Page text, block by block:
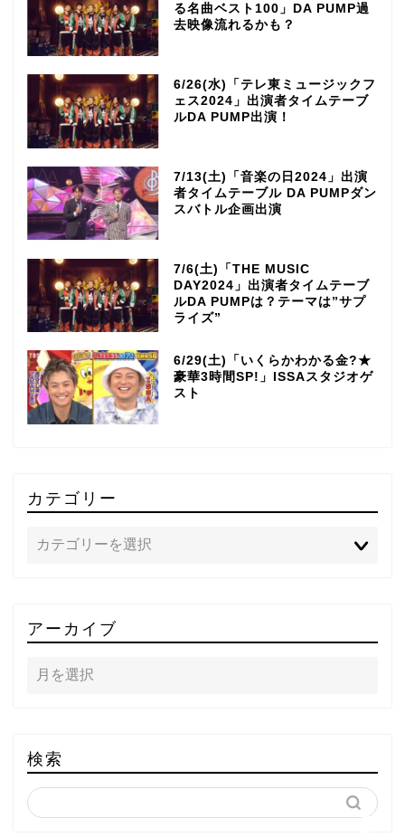
る名曲ベスト100」DA PUMP過
去映像流れるかも？
6/26(水)「テレ東ミュージックフ
ェス2024」出演者タイムテーブ
ルDA PUMP出演！
7/13(土)「音楽の日2024」出演
者タイムテーブル DA PUMPダン
スバトル企画出演
7/6(土)「THE MUSIC
DAY2024」出演者タイムテーブ
ルDA PUMPは？テーマは”サプ
ライズ”
6/29(土)「いくらかわかる金?★
豪華3時間SP!」ISSAスタジオゲ
スト
カテゴリー
アーカイブ
検索
～DA PUMP YORIの晴れ
ばれラジオ～